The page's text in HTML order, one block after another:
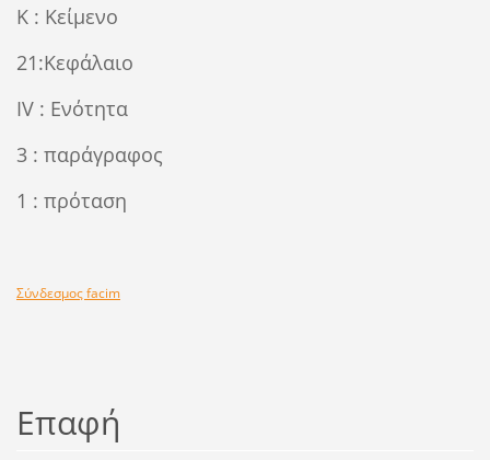
Κ : Κείμενο
21:Κεφάλαιο
ΙV : Ενότητα
3 : παράγραφος
1 : πρόταση
Σύνδεσμος facim
Επαφή